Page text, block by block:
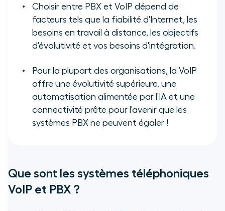
Choisir entre PBX et VoIP dépend de
facteurs tels que la fiabilité d'Internet, les
besoins en travail à distance, les objectifs
d'évolutivité et vos besoins d'intégration.
Pour la plupart des organisations, la VoIP
offre une évolutivité supérieure, une
automatisation alimentée par l'IA et une
connectivité prête pour l'avenir que les
systèmes PBX ne peuvent égaler !
Que sont les systèmes téléphoniques
VoIP et PBX ?